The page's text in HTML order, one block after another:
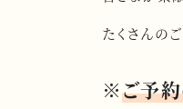
たくさんの
※ご予